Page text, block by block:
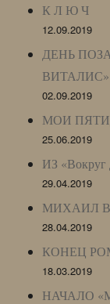
К Л Ю Ч
12.09.2019
ДЕНЬ
ВИТАЛИС»
02.09.2019
МОИ
25.06.2019
ИЗ «Вокруг
29.04.2019
МИХАИЛ
28.04.2019
КОНЕЦ
18.03.2019
НАЧАЛО